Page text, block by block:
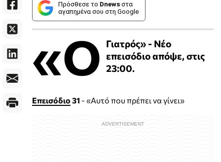
Πρόσθεσε το Dnews στα
αγαπημένα σου στη Google
«Ο Γιατρός» - Νέο
επεισόδιο απόψε, στις
23:00.
Επεισόδιο 31 - «Αυτό που πρέπει να γίνει»